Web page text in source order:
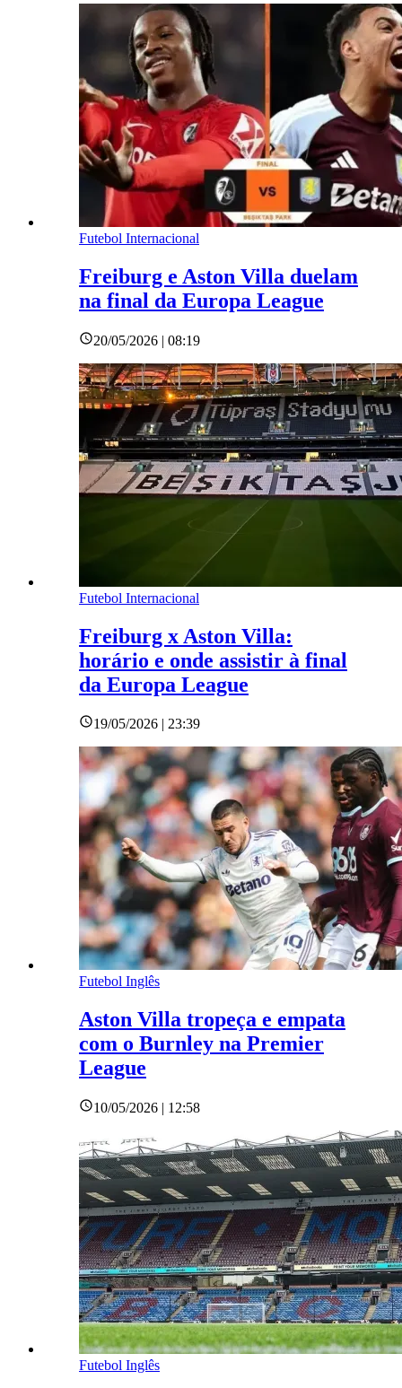
Futebol Internacional
Freiburg e Aston Villa duelam
na final da Europa League
20/05/2026 | 08:19
Futebol Internacional
Freiburg x Aston Villa:
horário e onde assistir à final
da Europa League
19/05/2026 | 23:39
Futebol Inglês
Aston Villa tropeça e empata
com o Burnley na Premier
League
10/05/2026 | 12:58
Futebol Inglês